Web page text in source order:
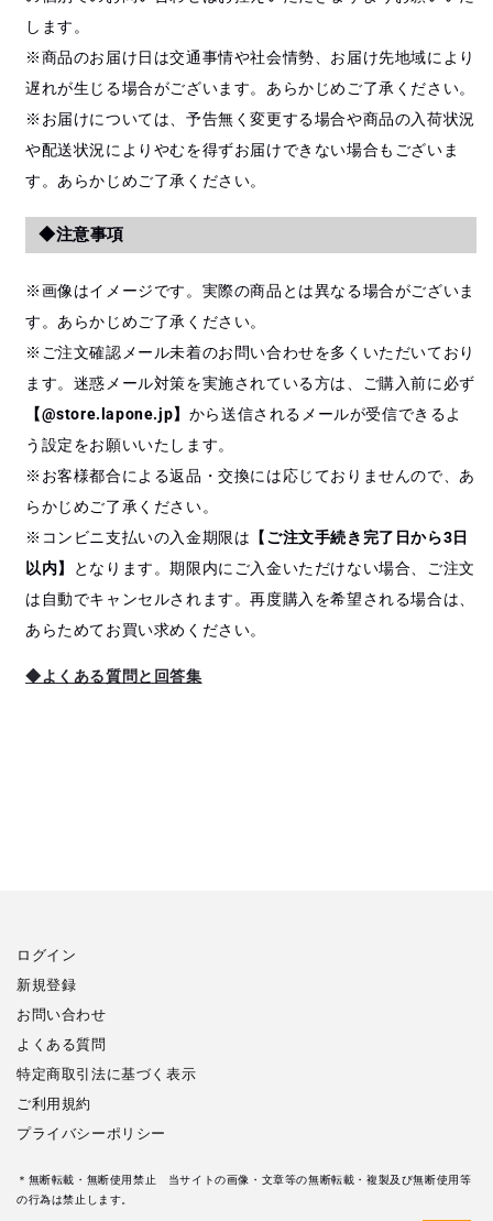
します。
※商品のお届け日は交通事情や社会情勢、お届け先地域により
遅れが生じる場合がございます。あらかじめご了承ください。
※お届けについては、予告無く変更する場合や商品の入荷状況
や配送状況によりやむを得ずお届けできない場合もございま
す。あらかじめご了承ください。
◆注意事項
※画像はイメージです。実際の商品とは異なる場合がございま
す。あらかじめご了承ください。
※ご注文確認メール未着のお問い合わせを多くいただいており
ます。迷惑メール対策を実施されている方は、ご購入前に必ず
【@store.lapone.jp】 から送信されるメールが受信できるよ
う設定をお願いいたします。
※お客様都合による返品・交換には応じておりませんので、あ
らかじめご了承ください。
※コンビニ支払いの入金期限は 【ご注文手続き完了日から3日
以内】
となります。期限内にご入金いただけない場合、ご注文
は自動でキャンセルされます。再度購入を希望される場合は、
あらためてお買い求めください。
◆よくある質問と回答集
ログイン
新規登録
お問い合わせ
よくある質問
特定商取引法に基づく表示
ご利用規約
プライバシーポリシー
＊無断転載・無断使用禁止 当サイトの画像・文章等の無断転載・複製及び無断使用等
の行為は禁止します。